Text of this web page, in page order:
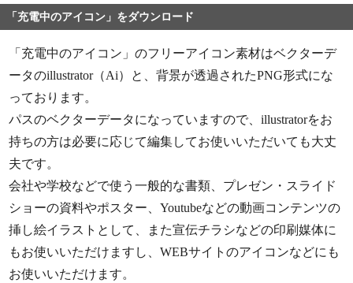
「充電中のアイコン」をダウンロード
「充電中のアイコン」のフリーアイコン素材はベクターデ
ータのillustrator（Ai）と、背景が透過されたPNG形式にな
っております。
パスのベクターデータになっていますので、illustratorをお
持ちの方は必要に応じて編集してお使いいただいても大丈
夫です。
会社や学校などで使う一般的な書類、プレゼン・スライド
ショーの資料やポスター、Youtubeなどの動画コンテンツの
挿し絵イラストとして、また宣伝チラシなどの印刷媒体に
もお使いいただけますし、WEBサイトのアイコンなどにも
お使いいただけます。